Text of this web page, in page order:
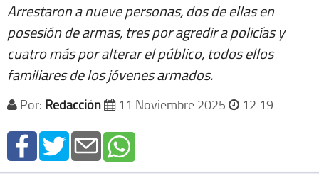
Arrestaron a nueve personas, dos de ellas en
posesión de armas, tres por agredir a policías y
cuatro más por alterar el público, todos ellos
familiares de los jóvenes armados.
Por: Redacción 11 Noviembre 2025 12 19